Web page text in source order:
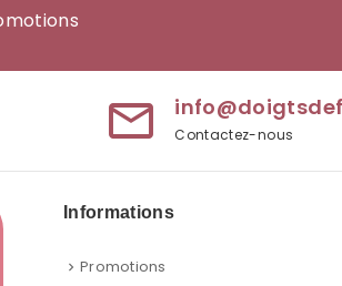
mail_outline Contactez-nous
Informations
Promotions